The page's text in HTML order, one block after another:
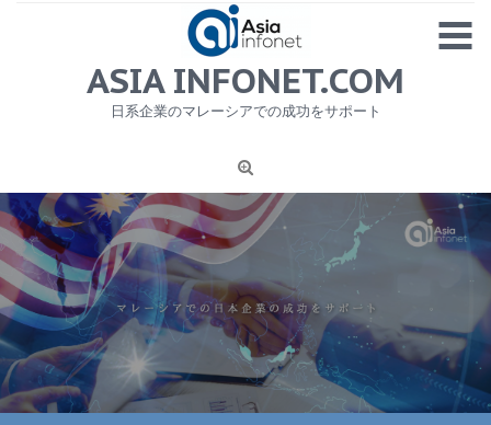
MENU
1
ニュース
労務サービス
プライバシーポリシー及び著作権について
お問合せ
ASIA INFONET.COM
日系企業のマレーシアでの成功をサポート